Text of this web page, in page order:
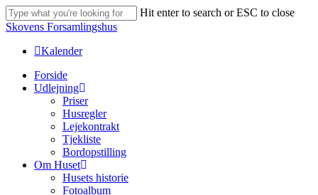
Skip
to
content
Hit enter to search or ESC to close
Close
Skovens Forsamlingshus
Kalender
Menu
Forside
Udlejning
Priser
Husregler
Lejekontrakt
Tjekliste
Bordopstilling
Om Huset
Husets historie
Fotoalbum